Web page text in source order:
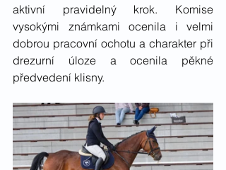
aktivní pravidelný krok. Komise
vysokými známkami ocenila i velmi
dobrou pracovní ochotu a charakter při
drezurní úloze a ocenila pěkné
předvedení klisny.